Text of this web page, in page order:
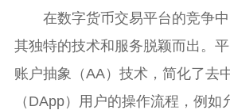
在数字货币交易平台的竞争
其独特的技术和服务脱颖而出。
账户抽象（AA）技术，简化了去
（DApp）用户的操作流程，例如